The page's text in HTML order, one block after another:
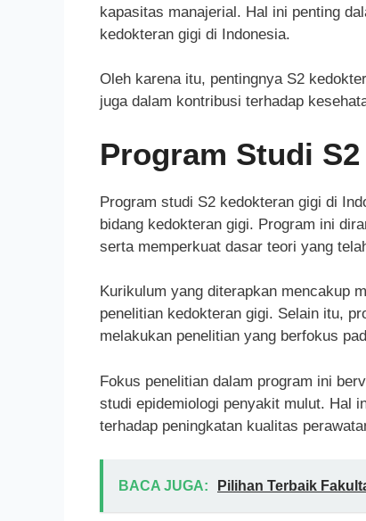
kapasitas manajerial. Hal ini penting
kedokteran gigi di Indonesia.
Oleh karena itu, pentingnya S2
juga dalam kontribusi terhadap
Program Studi
Program studi S2 kedokteran gigi di
bidang kedokteran gigi. Program ini
serta memperkuat dasar teori yang
Kurikulum yang diterapkan mencakup
penelitian kedokteran gigi. Selain itu,
melakukan penelitian yang berfokus
Fokus penelitian dalam program ini
studi epidemiologi penyakit mulut. Hal
terhadap peningkatan kualitas
BACA JUGA: Pilihan Terbaik